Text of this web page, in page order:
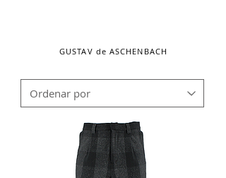
GUSTAV de ASCHENBACH